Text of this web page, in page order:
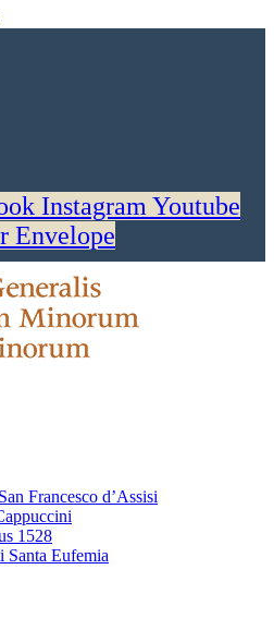
Instagram Youtube
Envelope
Francesco d’Assisi
1528
Santa Eufemia